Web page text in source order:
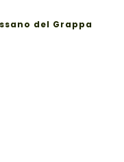
del Grappa